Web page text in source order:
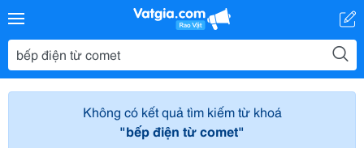
Không có kết quả tìm kiếm từ khoá
"bếp điện từ comet"